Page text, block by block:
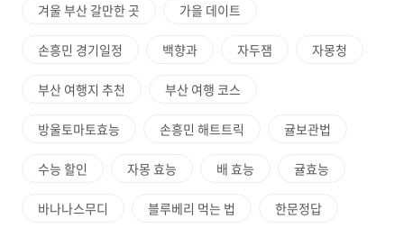
겨울 부산 갈만한 곳 가을 데이트
손흥민 경기일정 백향과 자두잼 자몽청
부산 여행지 추천 부산 여행 코스
방울토마토효능 손흥민 해트트릭 귤보관법
수능 할인 자몽 효능 배 효능 귤효능
바나나스무디 블루베리 먹는 법 한문정답